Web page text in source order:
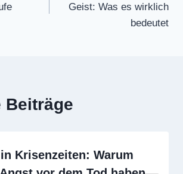
Geist: Was es wirklich
bedeutet
Beiträge
Krisenzeiten: Warum